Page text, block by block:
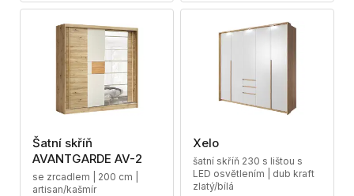
Šatní skříň
AVANTGARDE AV-2
se zrcadlem | 200 cm |
artisan/kašmír
Xelo
šatní skříň 230 s lištou s
LED osvětlením | dub kraft
zlatý/bílá